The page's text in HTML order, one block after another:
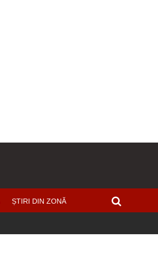
ȘTIRI DIN ZONĂ